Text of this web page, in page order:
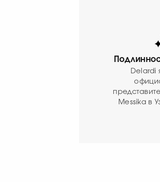
Delardi
Messika в